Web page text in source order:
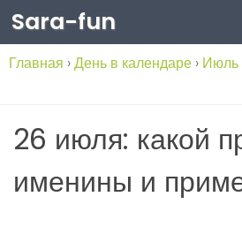
Skip to content
Sara-fun
Главная ›День в календаре › Июль
26 июля: какой
именины и